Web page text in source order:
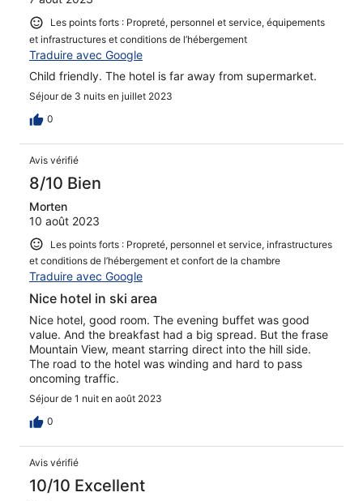
Les points forts : Propreté, personnel et service, équipements
et infrastructures et conditions de l’hébergement
Traduire avec Google
Child friendly. The hotel is far away from supermarket.
Séjour de 3 nuits en juillet 2023
0
Avis vérifié
8/10 Bien
Morten
10 août 2023
Les points forts : Propreté, personnel et service, infrastructures
et conditions de l’hébergement et confort de la chambre
Traduire avec Google
Nice hotel in ski area
Nice hotel, good room. The evening buffet was good
value. And the breakfast had a big spread. But the frase
Mountain View, meant starring direct into the hill side.
The road to the hotel was winding and hard to pass
oncoming traffic.
Séjour de 1 nuit en août 2023
0
Avis vérifié
10/10 Excellent